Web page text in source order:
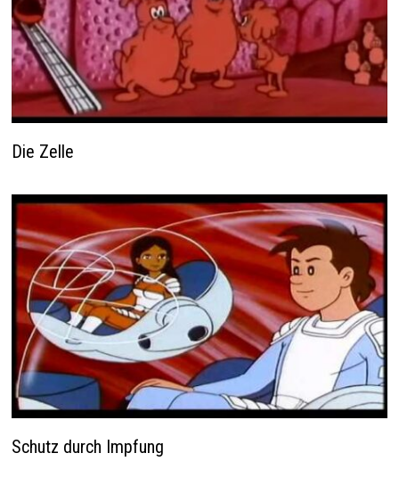
Die Zelle
Schutz durch Impfung